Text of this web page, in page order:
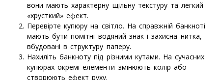
вони мають характерну щільну текстуру та легкий
«хрусткий» ефект.
Перевірте купюру на світло. На справжній банкноті
мають бути помітні водяний знак і захисна нитка,
вбудовані в структуру паперу.
Нахиліть банкноту під різними кутами. На сучасних
купюрах окремі елементи змінюють колір або
створюють ефект руху.